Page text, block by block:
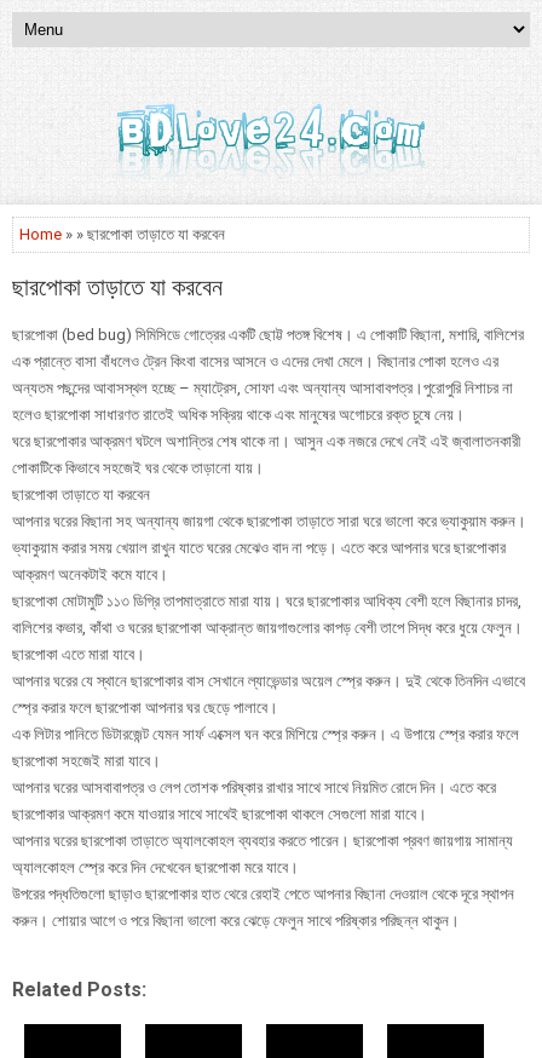
Home » » ছারপোকা তাড়াতে যা করবেন
ছারপোকা তাড়াতে যা করবেন
ছারপোকা (bed bug) সিমিসিডে গোত্রের একটি ছোট্ট পতঙ্গ বিশেষ। এ পোকাটি বিছানা, মশারি, বালিশের
এক প্রান্তে বাসা বাঁধলেও ট্রেন কিংবা বাসের আসনে ও এদের দেখা মেলে। বিছানার পোকা হলেও এর
অন্যতম পছন্দের আবাসস্থল হচ্ছে – ম্যাট্রেস, সোফা এবং অন্যান্য আসাবাবপত্র।পুরোপুরি নিশাচর না
হলেও ছারপোকা সাধারণত রাতেই অধিক সক্রিয় থাকে এবং মানুষের অগোচরে রক্ত চুষে নেয়।
ঘরে ছারপোকার আক্রমণ ঘটলে অশান্তির শেষ থাকে না। আসুন এক নজরে দেখে নেই এই জ্বালাতনকারী
পোকাটিকে কিভাবে সহজেই ঘর থেকে তাড়ানো যায়।
ছারপোকা তাড়াতে যা করবেন
আপনার ঘরের বিছানা সহ অন্যান্য জায়গা থেকে ছারপোকা তাড়াতে সারা ঘরে ভালো করে ভ্যাকুয়াম করুন।
ভ্যাকুয়াম করার সময় খেয়াল রাখুন যাতে ঘরের মেঝেও বাদ না পড়ে। এতে করে আপনার ঘরে ছারপোকার
আক্রমণ অনেকটাই কমে যাবে।
ছারপোকা মোটামুটি ১১৩ ডিগ্রি তাপমাত্রাতে মারা যায়। ঘরে ছারপোকার আধিক্য বেশী হলে বিছানার চাদর,
বালিশের কভার, কাঁথা ও ঘরের ছারপোকা আক্রান্ত জায়গাগুলোর কাপড় বেশী তাপে সিদ্ধ করে ধুয়ে ফেলুন।
ছারপোকা এতে মারা যাবে।
আপনার ঘরের যে স্থানে ছারপোকার বাস সেখানে ল্যাভেন্ডার অয়েল স্প্রে করুন। দুই থেকে তিনদিন এভাবে
স্প্রে করার ফলে ছারপোকা আপনার ঘর ছেড়ে পালাবে।
এক লিটার পানিতে ডিটারজেন্ট যেমন সার্ফ এক্সেল ঘন করে মিশিয়ে স্প্রে করুন। এ উপায়ে স্প্রে করার ফলে
ছারপোকা সহজেই মারা যাবে।
আপনার ঘরের আসবাবাপত্র ও লেপ তোশক পরিষ্কার রাখার সাথে সাথে নিয়মিত রোদে দিন। এতে করে
ছারপোকার আক্রমণ কমে যাওয়ার সাথে সাথেই ছারপোকা থাকলে সেগুলো মারা যাবে।
আপনার ঘরের ছারপোকা তাড়াতে অ্যালকোহল ব্যবহার করতে পারেন। ছারপোকা প্রবণ জায়গায় সামান্য
অ্যালকোহল স্প্রে করে দিন দেখেবেন ছারপোকা মরে যাবে।
উপরের পদ্ধতিগুলো ছাড়াও ছারপোকার হাত থেরে রেহাই পেতে আপনার বিছানা দেওয়াল থেকে দূরে স্থাপন
করুন। শোয়ার আগে ও পরে বিছানা ভালো করে ঝেড়ে ফেলুন সাথে পরিষ্কার পরিছন্ন থাকুন।
Related Posts: